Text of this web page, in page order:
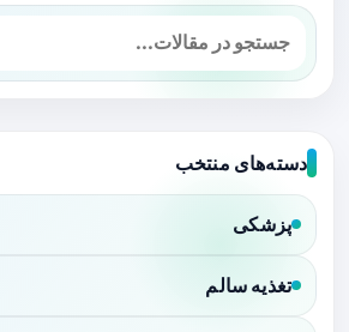
دسته‌های منتخب
پزشکی
تغذیه سالم